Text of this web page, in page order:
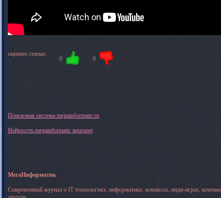
оцените статью:
0 0
Поисковая система megainformatic.ru
Нейросеть megainformatic neuronet
МегаИнформатик
Современный журнал о IT технологиях, информатике, комиксах, инди-играх,